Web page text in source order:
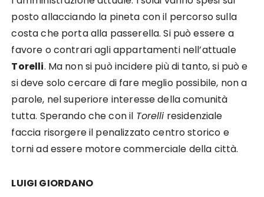
posto allacciando la pineta con il percorso sulla
costa che porta alla passerella. Si può essere a
favore o contrari agli appartamenti nell’attuale
Torelli. Ma non si può incidere più di tanto, si può e
si deve solo cercare di fare meglio possibile, non a
parole, nel superiore interesse della comunità
tutta. Sperando che con il Torelli residenziale
faccia risorgere il penalizzato centro storico e
torni ad essere motore commerciale della città.
LUIGI GIORDANO